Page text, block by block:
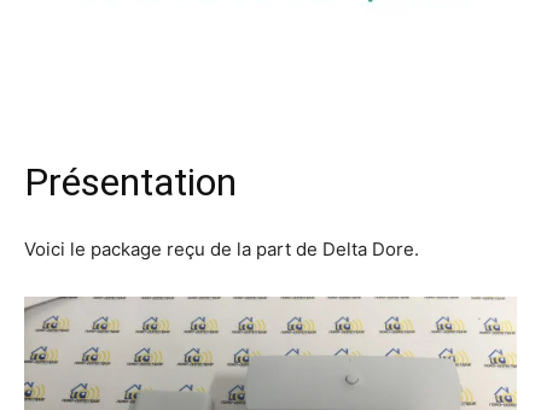
Présentation
Voici le package reçu de la part de Delta Dore.